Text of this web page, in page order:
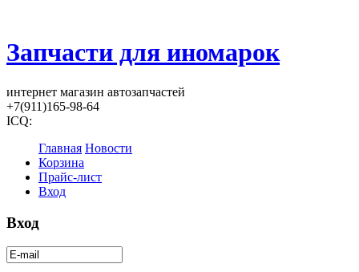
Запчасти для иномарок
интернет магазин автозапчастей
+7(911)165-98-64
ICQ:
Главная Новости
Корзина
Прайс-лист
Вход
Вход